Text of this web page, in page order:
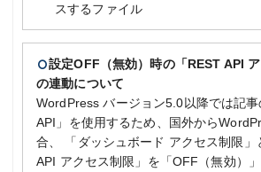
スするファイル
設定OFF（無効）時の「REST API
の連動について
WordPress バージョン5.0以降では記
API」を使用するため、国外から
合、 「ダッシュボード アクセス制限」
API アクセス制限」を「OFF（無効）